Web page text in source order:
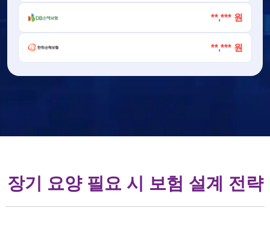
**,*** 원
**,*** 원
장기 요양 필요 시 보험 설계 전략